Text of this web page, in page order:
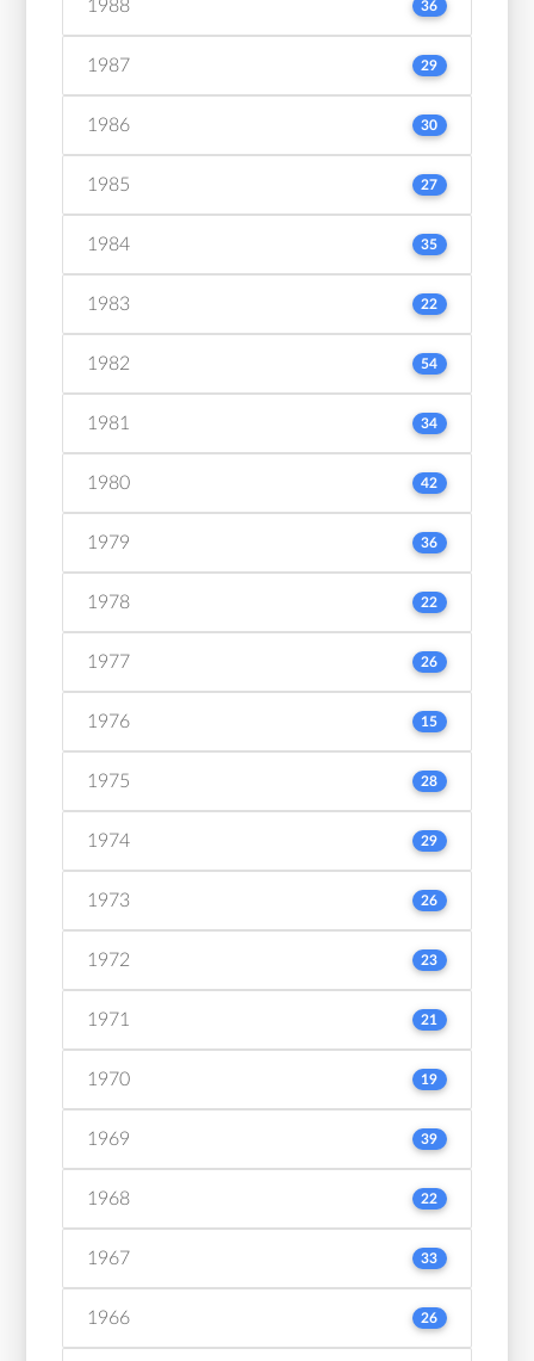
1988 36
1987 29
1986 30
1985 27
1984 35
1983 22
1982 54
1981 34
1980 42
1979 36
1978 22
1977 26
1976 15
1975 28
1974 29
1973 26
1972 23
1971 21
1970 19
1969 39
1968 22
1967 33
1966 26